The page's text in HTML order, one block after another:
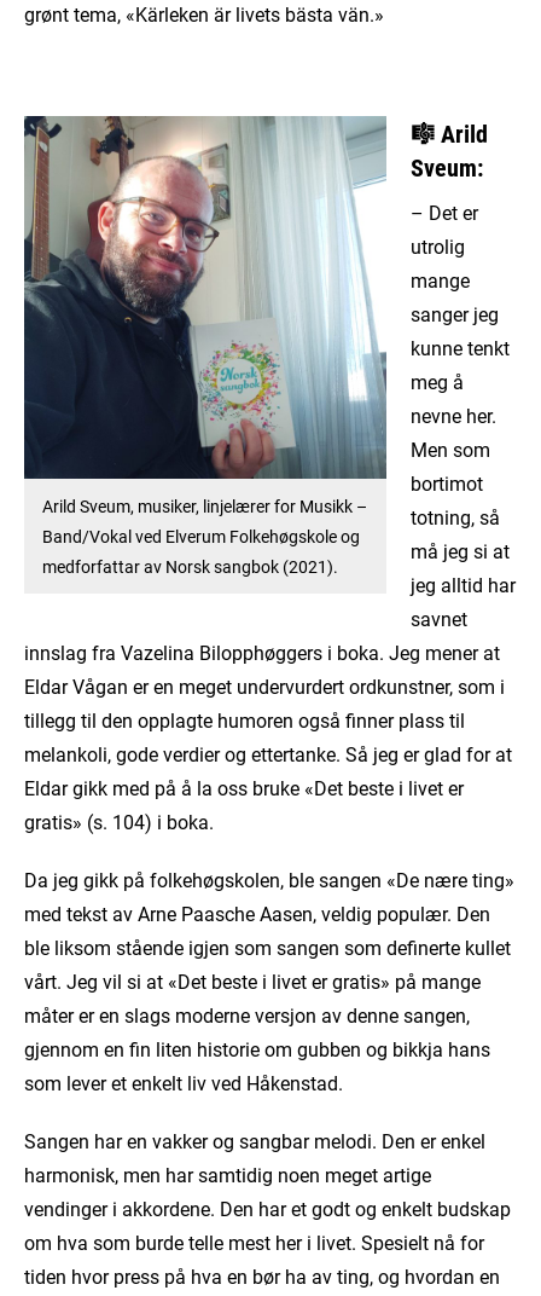
grønt tema, «Kärleken är livets bästa vän.»
Arild Sveum, musiker, linjelærer for Musikk –
Band/Vokal ved Elverum Folkehøgskole og
medforfattar av Norsk sangbok (2021).
🎼 Arild
Sveum:
– Det er
utrolig
mange
sanger jeg
kunne tenkt
meg å
nevne her.
Men som
bortimot
totning, så
må jeg si at
jeg alltid har
savnet
innslag fra Vazelina Bilopphøggers i boka. Jeg mener at
Eldar Vågan er en meget undervurdert ordkunstner, som i
tillegg til den opplagte humoren også finner plass til
melankoli, gode verdier og ettertanke. Så jeg er glad for at
Eldar gikk med på å la oss bruke «Det beste i livet er
gratis» (s. 104) i boka.
Da jeg gikk på folkehøgskolen, ble sangen «De nære ting»
med tekst av Arne Paasche Aasen, veldig populær. Den
ble liksom stående igjen som sangen som definerte kullet
vårt. Jeg vil si at «Det beste i livet er gratis» på mange
måter er en slags moderne versjon av denne sangen,
gjennom en fin liten historie om gubben og bikkja hans
som lever et enkelt liv ved Håkenstad.
Sangen har en vakker og sangbar melodi. Den er enkel
harmonisk, men har samtidig noen meget artige
vendinger i akkordene. Den har et godt og enkelt budskap
om hva som burde telle mest her i livet. Spesielt nå for
tiden hvor press på hva en bør ha av ting, og hvordan en